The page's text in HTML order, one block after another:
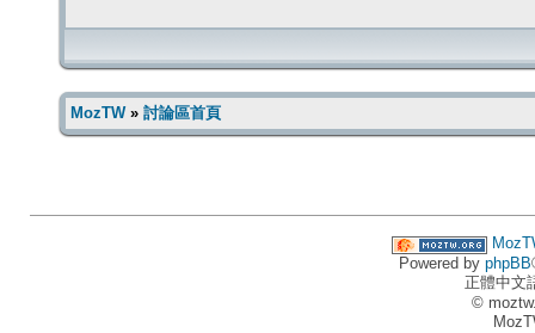
MozTW» 討論區首頁
Powered by phpBB
正體中文
©